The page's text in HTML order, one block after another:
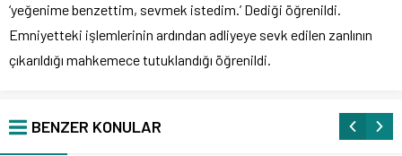
‘yeğenime benzettim, sevmek istedim.’ Dediği öğrenildi.
Emniyetteki işlemlerinin ardından adliyeye sevk edilen zanlının
çıkarıldığı mahkemece tutuklandığı öğrenildi.
BENZER KONULAR